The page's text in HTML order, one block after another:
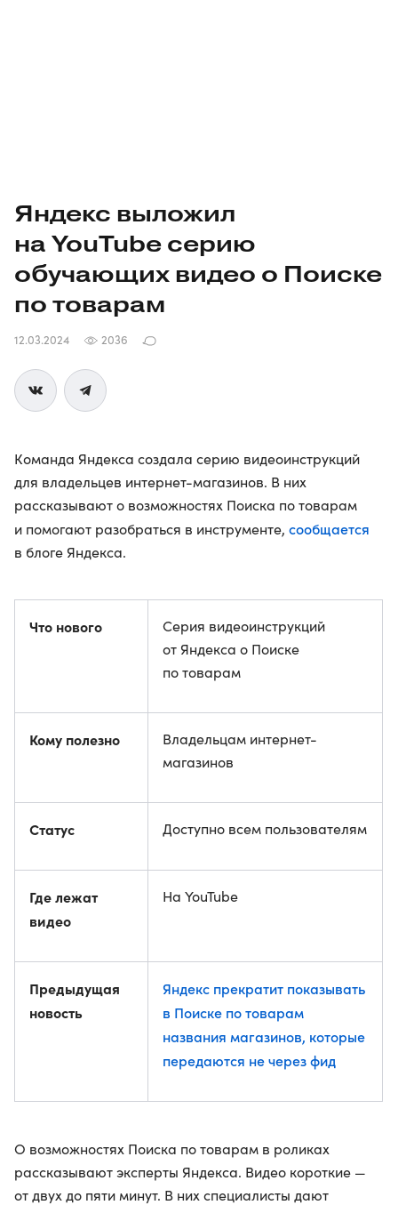
Яндекс выложил
на YouTube серию
обучающих видео о Поиске
по товарам
12.03.2024 2036
Команда Яндекса создала серию видеоинструкций
для владельцев интернет-магазинов. В них
рассказывают о возможностях Поиска по товарам
и помогают разобраться в инструменте, сообщается
в блоге Яндекса.
Что нового
Серия видеоинструкций
от Яндекса о Поиске
по товарам
Кому полезно
Владельцам интернет-
магазинов
Статус Доступно всем пользователям
Где лежат
видео
На YouTube
Предыдущая
новость
Яндекс прекратит показывать
в Поиске по товарам
названия магазинов, которые
передаются не через фид
О возможностях Поиска по товарам в роликах
рассказывают эксперты Яндекса. Видео короткие —
от двух до пяти минут. В них специалисты дают